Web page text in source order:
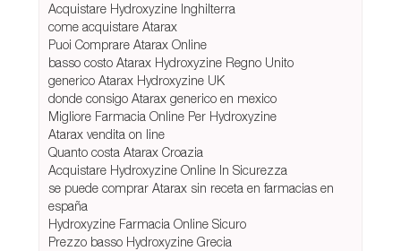
Acquistare Hydroxyzine Inghilterra
come acquistare Atarax
Puoi Comprare Atarax Online
basso costo Atarax Hydroxyzine Regno Unito
generico Atarax Hydroxyzine UK
donde consigo Atarax generico en mexico
Migliore Farmacia Online Per Hydroxyzine
Atarax vendita on line
Quanto costa Atarax Croazia
Acquistare Hydroxyzine Online In Sicurezza
se puede comprar Atarax sin receta en farmacias en
españa
Hydroxyzine Farmacia Online Sicuro
Prezzo basso Hydroxyzine Grecia